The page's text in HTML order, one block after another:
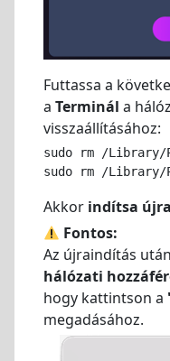
Futtassa a
a Terminál a
visszaállításához:
sudo rm /Library/
sudo rm /
Akkor indítsa
Fontos:
Az újraindítás
hálózati
hogy kattintson a
megadásához.